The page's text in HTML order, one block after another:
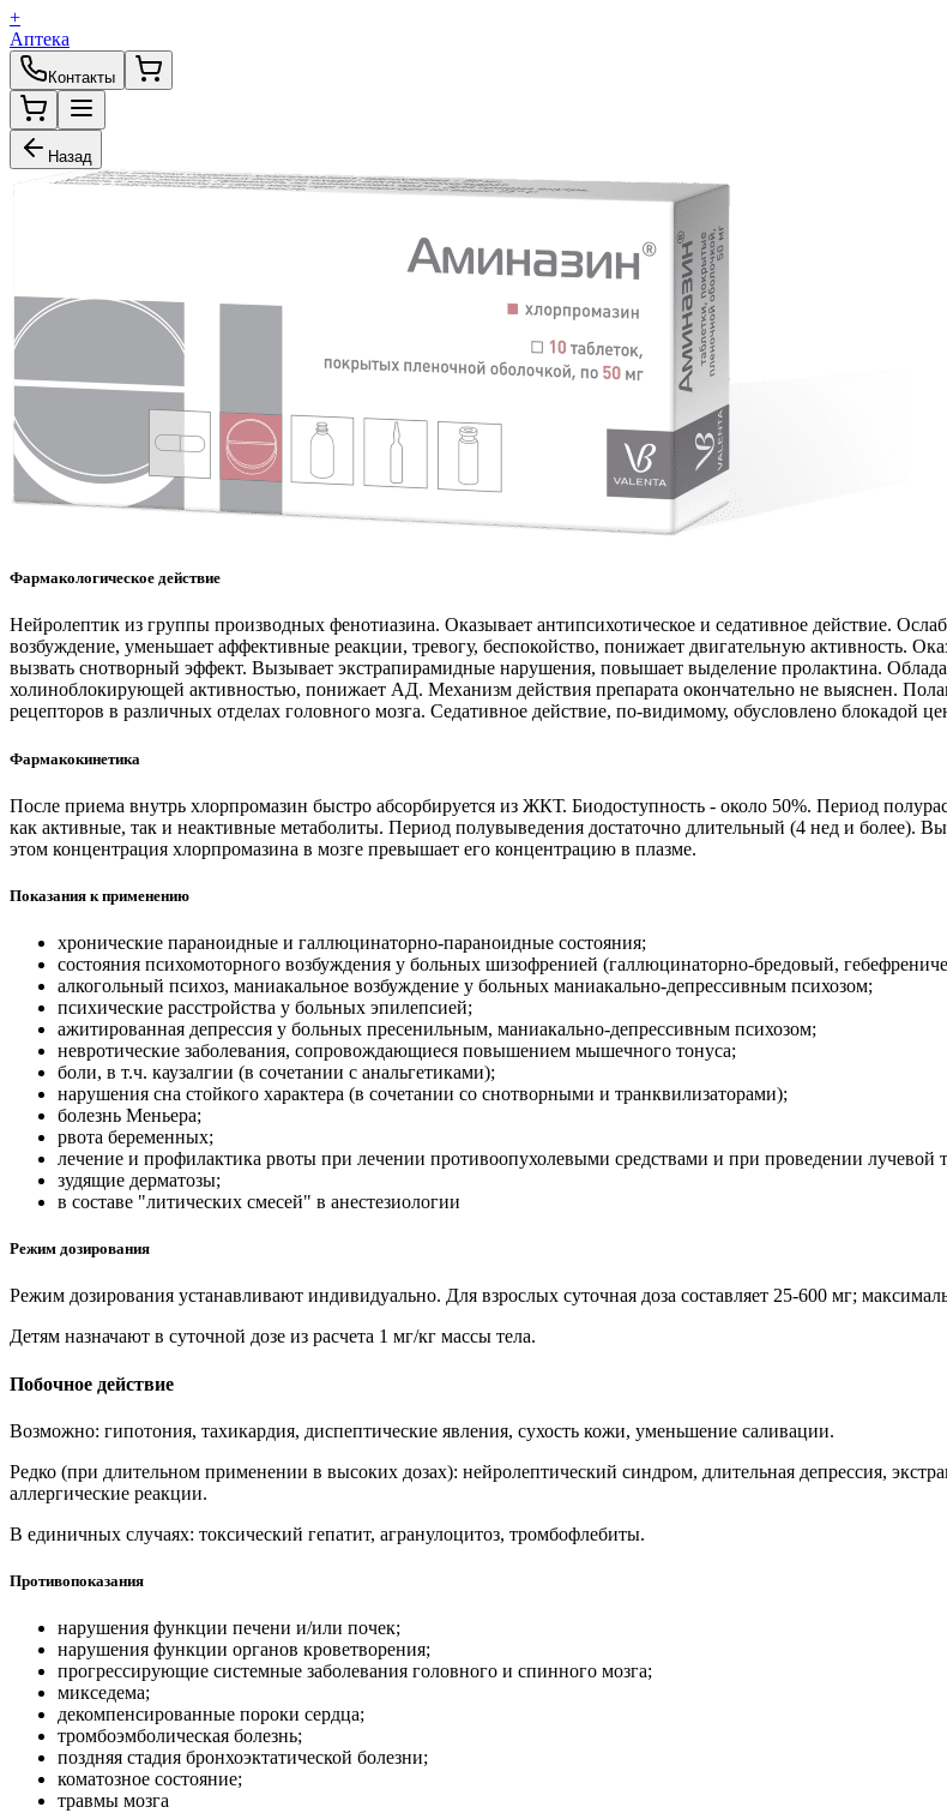
+
Аптека
Контакты
Назад
Фармакологическое действие
Нейролептик из группы производных фенотиазина. Оказывает антипсихотическое и седативное действие.
возбуждение, уменьшает аффективные реакции, тревогу, беспокойство, понижает двигательную активность.
вызвать снотворный эффект. Вызывает экстрапирамидные нарушения, повышает выделение пролактина.
холиноблокирующей активностью, понижает АД. Механизм действия препарата окончательно не выяснен.
рецепторов в различных отделах головного мозга. Седативное действие, по-видимому, обусловлено блокадой
Фармакокинетика
После приема внутрь хлорпромазин быстро абсорбируется из ЖКТ. Биодоступность - около 50%. Период
как активные, так и неактивные метаболиты. Период полувыведения достаточно длительный (4 нед и более).
этом концентрация хлорпромазина в мозге превышает его концентрацию в плазме.
Показания к применению
хронические параноидные и галлюцинаторно-параноидные состояния;
состояния психомоторного возбуждения у больных шизофренией (галлюцинаторно-бредовый,
алкогольный психоз, маниакальное возбуждение у больных маниакально-депрессивным психозом;
психические расстройства у больных эпилепсией;
ажитированная депрессия у больных пресенильным, маниакально-депрессивным психозом;
невротические заболевания, сопровождающиеся повышением мышечного тонуса;
боли, в т.ч. каузалгии (в сочетании с анальгетиками);
нарушения сна стойкого характера (в сочетании со снотворными и транквилизаторами);
болезнь Меньера;
рвота беременных;
лечение и профилактика рвоты при лечении противоопухолевыми средствами и при проведении лучевой
зудящие дерматозы;
в составе "литических смесей" в анестезиологии
Режим дозирования
Режим дозирования устанавливают индивидуально. Для взрослых суточная доза составляет 25-600 мг;
Детям назначают в суточной дозе из расчета 1 мг/кг массы тела.
Побочное действие
Возможно: гипотония, тахикардия, диспептические явления, сухость кожи, уменьшение саливации.
Редко (при длительном применении в высоких дозах): нейролептический синдром, длительная депрессия,
аллергические реакции.
В единичных случаях: токсический гепатит, агранулоцитоз, тромбофлебиты.
Противопоказания
нарушения функции печени и/или почек;
нарушения функции органов кроветворения;
прогрессирующие системные заболевания головного и спинного мозга;
микседема;
декомпенсированные пороки сердца;
тромбоэмболическая болезнь;
поздняя стадия бронхоэктатической болезни;
коматозное состояние;
травмы мозга